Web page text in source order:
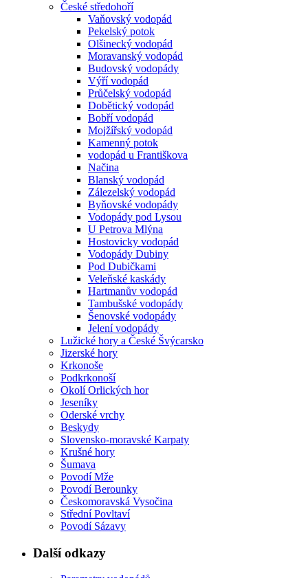
České středohoří
Vaňovský vodopád
Pekelský potok
Olšinecký vodopád
Moravanský vodopád
Budovský vodopády
Výří vodopád
Průčelský vodopád
Dobětický vodopád
Bobří vodopád
Mojžířský vodopád
Kamenný potok
vodopád u Františkova
Načina
Blanský vodopád
Zálezelský vodopád
Byňovské vodopády
Vodopády pod Lysou
U Petrova Mlýna
Hostovicky vodopád
Vodopády Dubiny
Pod Dubičkami
Veleňské kaskády
Hartmanův vodopád
Tambušské vodopády
Šenovské vodopády
Jelení vodopády
Lužické hory a České Švýcarsko
Jizerské hory
Krkonoše
Podkrkonoší
Okolí Orlických hor
Jeseníky
Oderské vrchy
Beskydy
Slovensko-moravské Karpaty
Krušné hory
Šumava
Povodí Mže
Povodí Berounky
Českomoravská Vysočina
Střední Povltaví
Povodí Sázavy
Další odkazy